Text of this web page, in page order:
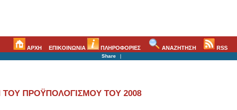
ΑΡΧΗ ΕΠΙΚΟΙΝΩΝΙΑ ΠΛΗΡΟΦΟΡΙΕΣ ΑΝΑΖΗΤΗΣΗ RSS
Share |
ΤΟΥ ΠΡΟΫΠΟΛΟΓΙΣΜΟΥ ΤΟΥ 2008